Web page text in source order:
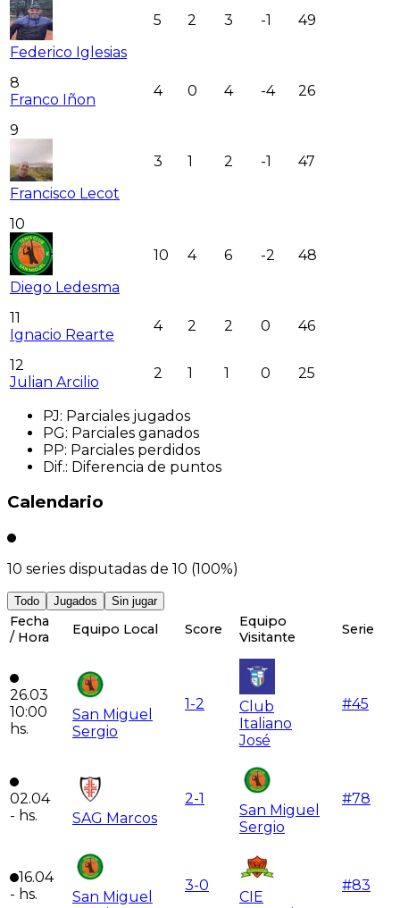
Federico Iglesias
5 2 3 -1 49
8
Franco Iñon
4 0 4 -4 26
9
Francisco Lecot
3 1 2 -1 47
10
Diego Ledesma
10 4 6 -2 48
11
Ignacio Rearte
4 2 2 0 46
12
Julian Arcilio
2 1 1 0 25
PJ: Parciales jugados
PG: Parciales ganados
PP: Parciales perdidos
Dif.: Diferencia de puntos
Calendario
10 series disputadas de 10 (100%)
Todo Jugados Sin jugar
Fecha
/ Hora
Equipo Local Score
Equipo
Visitante
Serie
26.03
10:00
hs.
San Miguel
Sergio
1-2
Club
Italiano
José
#45
02.04
- hs. SAG Marcos
2-1
San Miguel
Sergio
#78
16.04
- hs.
San Miguel
3-0
CIE
#83